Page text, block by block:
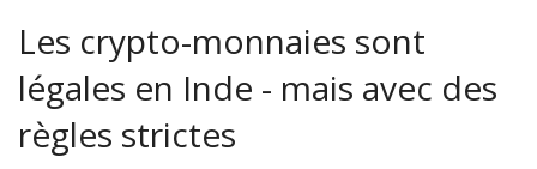
Les crypto-monnaies sont
légales en Inde - mais avec des
règles strictes